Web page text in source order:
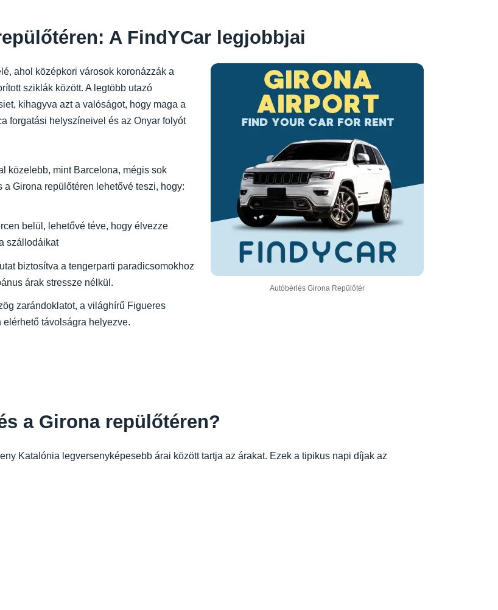
A FindYCar legjobbjai
Autóbérlés Girona Repülőtér
ahol középkori városok koronázzák a
sziklák között. A legtöbb utazó
kihagyva azt a valóságot, hogy maga a
forgatási helyszíneivel és az Onyar folyót
közelebb, mint Barcelona, mégis sok
Girona repülőtéren lehetővé teszi, hogy:
belül, lehetővé téve, hogy élvezze
szállodáikat
biztosítva a tengerparti paradicsomokhoz
árak stressze nélkül.
zarándoklatot, a világhírű Figueres
távolságra helyezve.
a Girona repülőtéren?
Katalónia legversenyképesebb árai között tartja az árakat. Ezek a tipikus napi díjak az